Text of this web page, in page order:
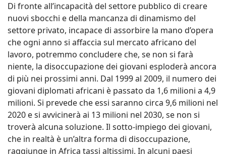
Di fronte all’incapacità del settore pubblico di creare
nuovi sbocchi e della mancanza di dinamismo del
settore privato, incapace di assorbire la mano d’opera
che ogni anno si affaccia sul mercato africano del
lavoro, potremmo concludere che, se non si farà
niente, la disoccupazione dei giovani esploderà ancora
di più nei prossimi anni. Dal 1999 al 2009, il numero dei
giovani diplomati africani è passato da 1,6 milioni a 4,9
milioni. Si prevede che essi saranno circa 9,6 milioni nel
2020 e si avvicinerà ai 13 milioni nel 2030, se non si
troverà alcuna soluzione. Il sotto-impiego dei giovani,
che in realtà è un’altra forma di disoccupazione,
raggiunge in Africa tassi altissimi. In alcuni paesi